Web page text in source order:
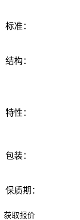
标准：
结构：
特性：
包装：
保质期：
获取报价